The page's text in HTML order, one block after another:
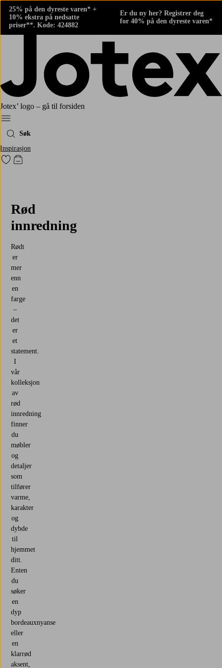
25% på den dyreste varen* +
10% ekstra på nedsatte
priser**. Kode: 424882
Er du ny her? Registrer deg
for 40% på den dyreste varen*
Jotex’ logo – gå til forsiden
Meny
Søk
Inspirasjon
Gå til favorittmerkede produkter
Gå til handlekurven
Rød
innredning
Rødt
er
mer
enn
en
farge
–
det
er
et
statement.
I
vår
kolleksjon
av
rød
innredning
finner
du
møbler
og
detaljer
som
tilfører
varme,
karakter
og
dybde
til
hjemmet
ditt.
Enten
du
søker
en
dyp
bordeauxnyanse
eller
en
klarrød
aksent,